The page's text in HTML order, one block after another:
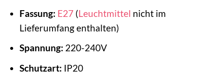
Fassung: E27(Leuchtmittel nicht im
Lieferumfang enthalten)
Spannung: 220-240V
Schutzart: IP20